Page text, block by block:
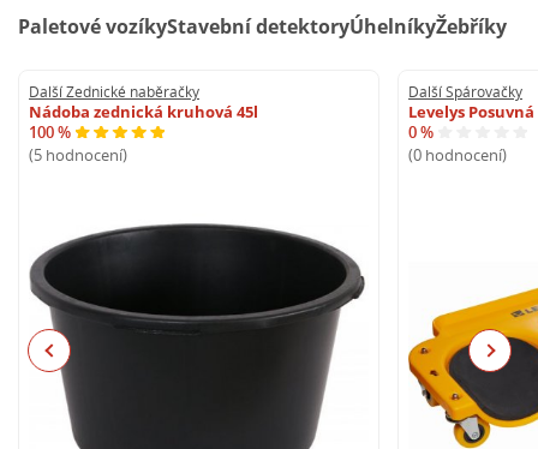
Paletové vozíkyStavební detektoryÚhelníkyŽebříky
Další Zednické naběračky
Nádoba zednická kruhová 45l
100 %
(5 hodnocení)
Další Spárovačky
Levelys
0 %
(0 hodnocení)
Previous Next